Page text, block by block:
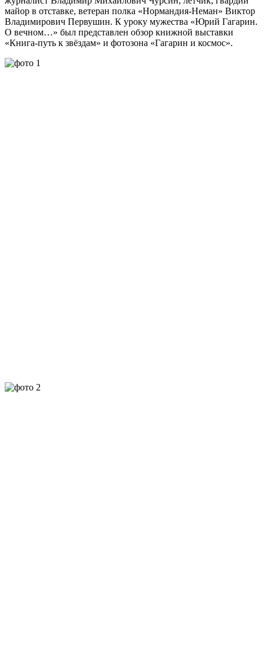
майор в отставке, ветеран полка «Нормандия-Неман» Виктор
Владимирович Первушин. К уроку мужества «Юрий Гагарин.
О вечном…» был представлен обзор книжной выставки
«Книга-путь к звёздам» и фотозона «Гагарин и космос».